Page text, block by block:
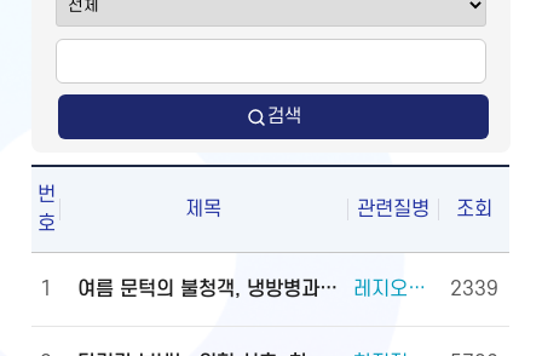
검색
번
호
제목 관련질병 조회
1 여름 문턱의 불청객, 냉방병과 기립저혈압 관리법 레지오넬라증 외 2건 2339